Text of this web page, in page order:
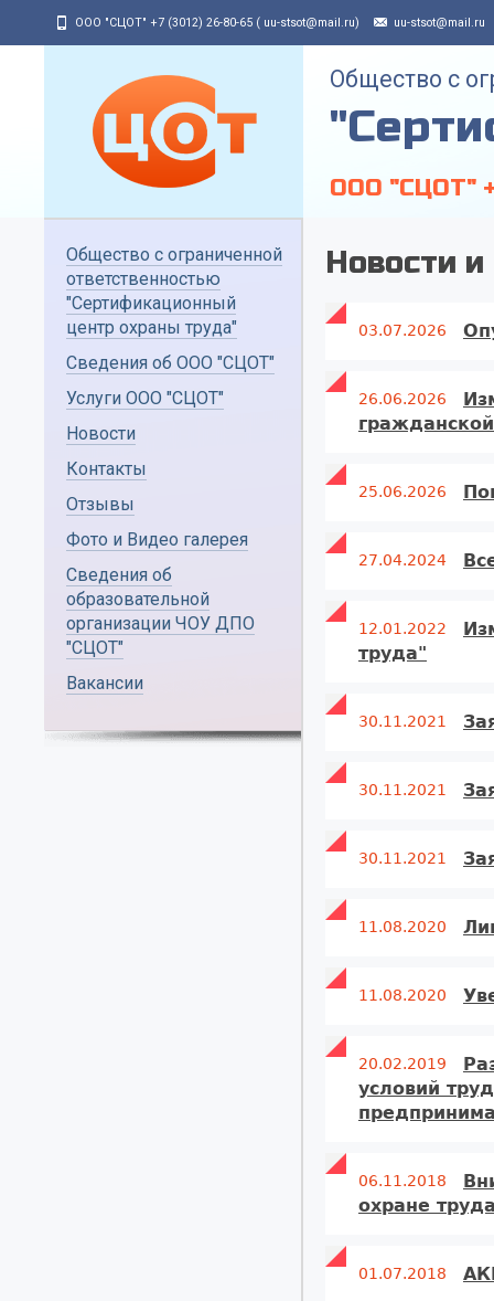
Jump to navigation
ООО "СЦОТ" +7 (3012) 26-80-65 ( uu-stsot@mail.ru) uu-stsot@mail.ru
Общество с
ООО "СЦОТ"
Общество с ограниченной
ответственностью
"Сертификационный
центр охраны труда"
Сведения об ООО "СЦОТ"
Услуги ООО "СЦОТ"
Новости
Контакты
Отзывы
Фото и Видео галерея
Сведения об
образовательной
организации ЧОУ ДПО
"СЦОТ"
Вакансии
Новости
03.07.2026
26.06.2026
25.06.2026
27.04.2024
12.01.2022
труда"
30.11.2021
30.11.2021
30.11.2021
11.08.2020
11.08.2020
20.02.2019
условий
06.11.2018
охране
01.07.2018